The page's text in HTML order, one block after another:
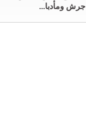
جرش ومأدبا...